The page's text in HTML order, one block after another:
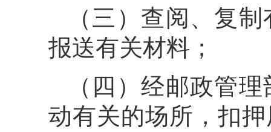
（三）查阅、复
报送有关材料；
（四）经邮政管
动有关的场所，扣